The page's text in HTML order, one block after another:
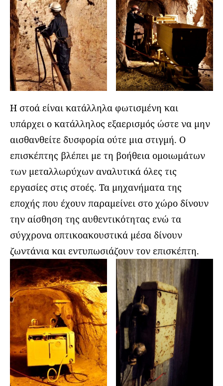
Η στοά είναι κατάλληλα φωτισμένη και
υπάρχει ο κατάλληλος εξαερισμός ώστε να μην
αισθανθείτε δυσφορία ούτε μια στιγμή. Ο
επισκέπτης βλέπει με τη βοήθεια ομοιωμάτων
των μεταλλωρύχων αναλυτικά όλες τις
εργασίες στις στοές. Τα μηχανήματα της
εποχής που έχουν παραμείνει στο χώρο δίνουν
την αίσθηση της αυθεντικότητας ενώ τα
σύγχρονα οπτικοακουστικά μέσα δίνουν
ζωντάνια και εντυπωσιάζουν τον επισκέπτη.